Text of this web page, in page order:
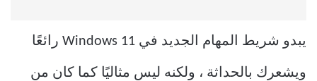
يبدو شريط المهام الجديد في Windows 11 رائعًا
ويشعرك بالحداثة ، ولكنه ليس مثاليًا كما كان من